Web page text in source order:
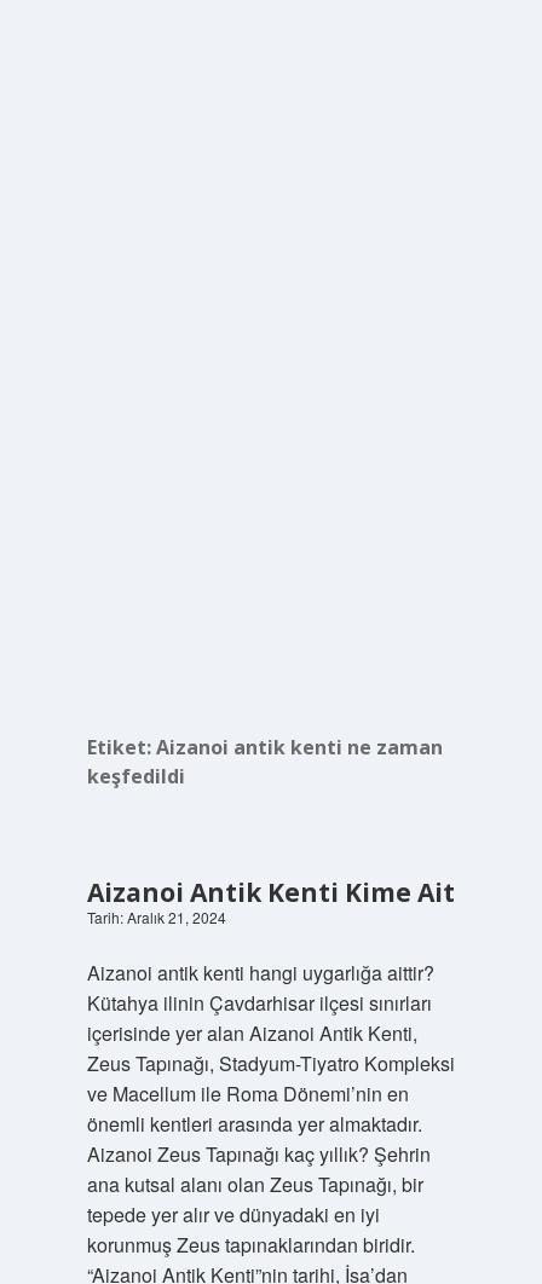
Etiket:Aizanoi antik kenti ne zaman
keşfedildi
Aizanoi Antik Kenti Kime Ait
Tarih: Aralık 21, 2024
Aizanoi antik kenti hangi uygarlığa aittir?
Kütahya ilinin Çavdarhisar ilçesi sınırları
içerisinde yer alan Aizanoi Antik Kenti,
Zeus Tapınağı, Stadyum-Tiyatro Kompleksi
ve Macellum ile Roma Dönemi’nin en
önemli kentleri arasında yer almaktadır.
Aizanoi Zeus Tapınağı kaç yıllık? Şehrin
ana kutsal alanı olan Zeus Tapınağı, bir
tepede yer alır ve dünyadaki en iyi
korunmuş Zeus tapınaklarından biridir.
“Aizanoi Antik Kenti”nin tarihi, İsa’dan